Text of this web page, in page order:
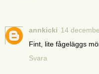
annkicki 14
Fint, lite fågeläggs
Svara